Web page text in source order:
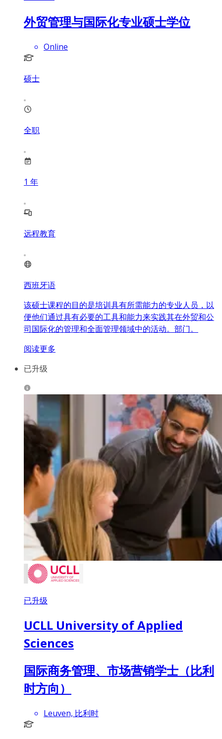
外贸管理与国际化专业硕士学位
Online
硕士
全职
1 年
远程教育
西班牙语
该硕士课程的目的是培训具有所需能力的专业人员，以
便他们通过具有必要的工具和能力来实践其在外贸和公
司国际化的管理和全面管理领域中的活动。部门。
阅读更多
已升级
已升级
UCLL University of Applied
Sciences
国际商务管理、市场营销学士（比利
时方向）
Leuven, 比利时